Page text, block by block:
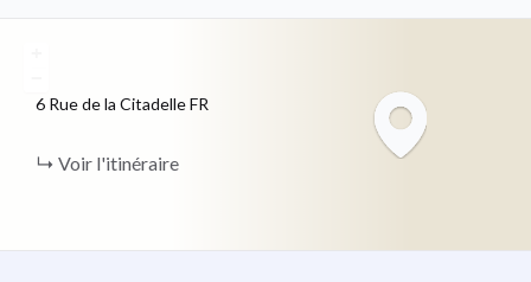
6 Rue de la CitadelleFR
Voir l'itinéraire